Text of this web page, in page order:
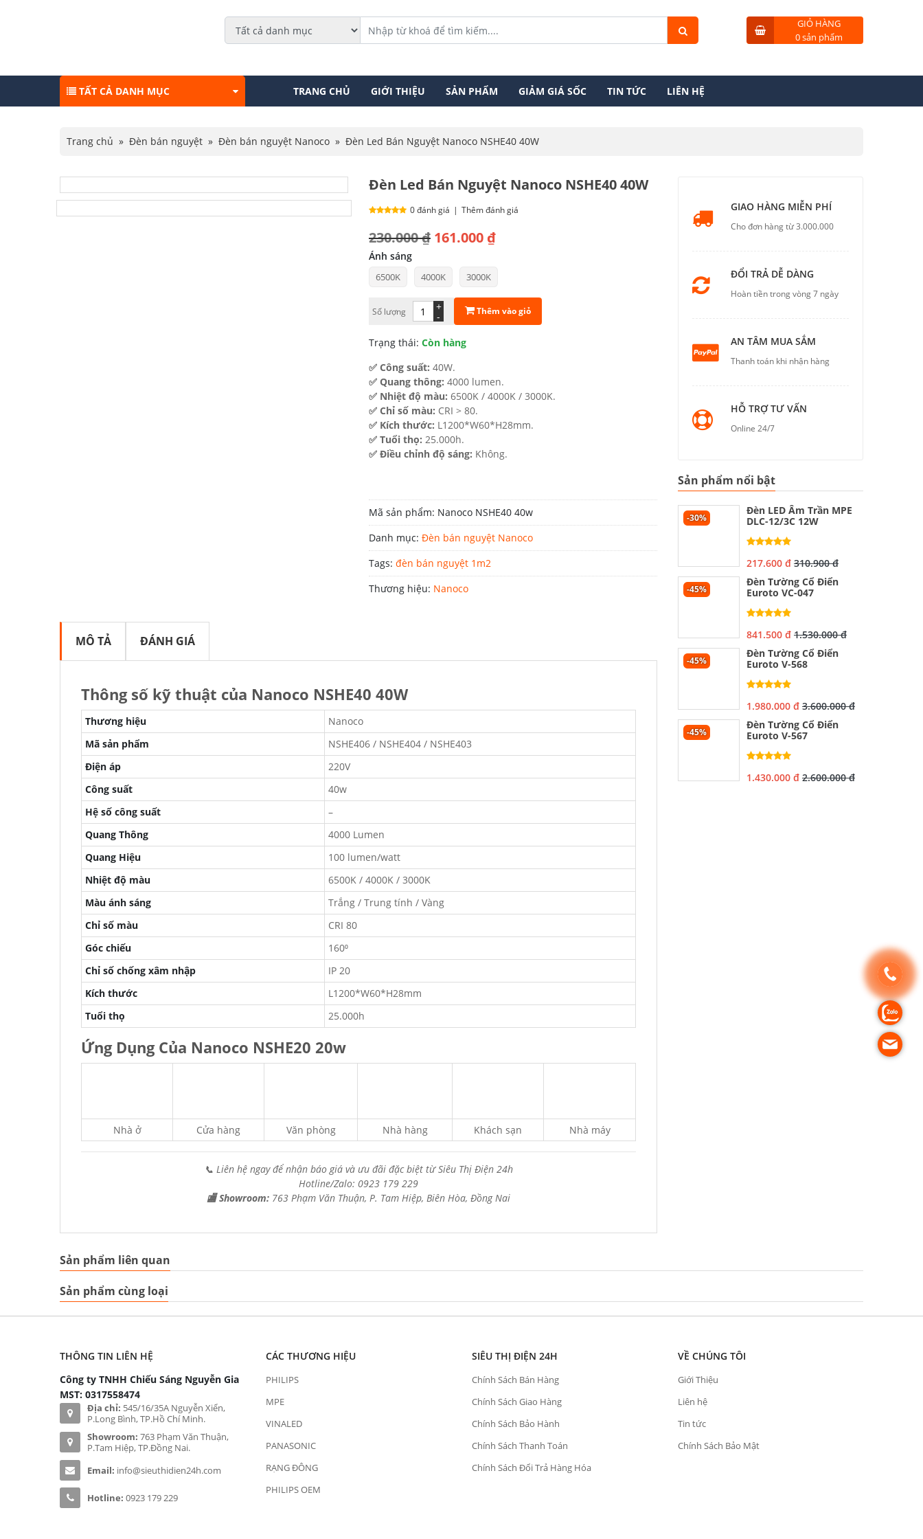
GIỎ HÀNG
0 sản phẩm
TẤT CẢ DANH MỤC TRANG CHỦ GIỚI THIỆU SẢN PHẨM GIẢM GIÁ SỐC TIN TỨC LIÊN HỆ
Trang chủ » Đèn bán nguyệt » Đèn bán nguyệt Nanoco » Đèn Led Bán Nguyệt Nanoco NSHE40 40W
Đèn Led Bán Nguyệt Nanoco NSHE40 40W
0 đánh giá | Thêm đánh giá
230.000₫
Giá
gốc
là:
230.000 ₫.
161.000 ₫
Giá
hiện
tại
161.000 ₫.
Ánh sáng
6500K 4000K 3000K
Số lượng -
+ Thêm vào giỏ
Trạng thái: Còn hàng
✅ Công suất: 40W.
✅ Quang thông: 4000 lumen.
✅ Nhiệt độ màu: 6500K / 4000K / 3000K.
✅ Chỉ số màu: CRI > 80.
✅ Kích thước: L1200*W60*H28mm.
✅ Tuổi thọ: 25.000h.
✅ Điều chỉnh độ sáng: Không.
Mã sản phẩm: Nanoco NSHE40 40w
Danh mục: Đèn bán nguyệt Nanoco
Tags: đèn bán nguyệt 1m2
Thương hiệu: Nanoco
MÔ TẢ ĐÁNH GIÁ
Thông số kỹ thuật của Nanoco NSHE40 40W
Thương hiệu
Nanoco
Mã sản phẩm
NSHE406 / NSHE404 / NSHE403
Điện áp
220V
Công suất
40w
Hệ số công suất
–
Quang Thông
4000 Lumen
Quang Hiệu
100 lumen/watt
Nhiệt độ màu
6500K / 4000K / 3000K
Màu ánh sáng
Trắng / Trung tính / Vàng
Chỉ số màu
CRI 80
Góc chiếu
160⁰
Chỉ số chống xâm nhập
IP 20
Kích thước
L1200*W60*H28mm
Tuổi thọ
25.000h
Ứng Dụng Của Nanoco NSHE20 20w
Nhà ở Cửa hàng Văn phòng Nhà hàng Khách sạn Nhà máy
📞 Liên hệ ngay để nhận báo giá và ưu đãi đặc biệt từ Siêu Thị Điện 24h
Hotline/Zalo: 0923 179 229
🏬 Showroom: 763 Phạm Văn Thuận, P. Tam Hiệp, Biên Hòa, Đồng Nai
GIAO HÀNG MIỄN PHÍ
Cho đơn hàng từ 3.000.000
ĐỔI TRẢ DỄ DÀNG
Hoàn tiền trong vòng 7 ngày
AN TÂM MUA SẮM
Thanh toán khi nhận hàng
HỖ TRỢ TƯ VẤN
Online 24/7
Sản phẩm nổi bật
-30%
Đèn LED Âm Trần MPE
DLC-12/3C 12W
217.600 đ 310.900 đ
-45%
Đèn Tường Cổ Điển
Euroto VC-047
841.500 đ 1.530.000 đ
-45%
Đèn Tường Cổ Điển
Euroto V-568
1.980.000 đ 3.600.000 đ
-45%
Đèn Tường Cổ Điển
Euroto V-567
1.430.000 đ 2.600.000 đ
Sản phẩm liên quan
Sản phẩm cùng loại
THÔNG TIN LIÊN HỆ
Công ty TNHH Chiếu Sáng Nguyễn Gia
MST: 0317558474
Địa chỉ: 545/16/35A Nguyễn Xiển,
P.Long Bình, TP.Hồ Chí Minh.
Showroom: 763 Phạm Văn Thuận,
P.Tam Hiệp, TP.Đồng Nai.
Email: info@sieuthidien24h.com
Hotline: 0923 179 229
CÁC THƯƠNG HIỆU
PHILIPS
MPE
VINALED
PANASONIC
RẠNG ĐÔNG
PHILIPS OEM
SIÊU THỊ ĐIỆN 24H
Chính Sách Bán Hàng
Chính Sách Giao Hàng
Chính Sách Bảo Hành
Chính Sách Thanh Toán
Chính Sách Đổi Trả Hàng Hóa
VỀ CHÚNG TÔI
Giới Thiệu
Liên hệ
Tin tức
Chính Sách Bảo Mật